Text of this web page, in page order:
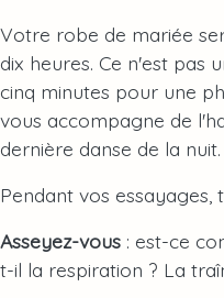
Votre robe de mariée
dix heures. Ce n'est pas
cinq minutes pour une
vous accompagne de
dernière danse de la nuit.
Pendant vos essayages,
Asseyez-vous : est-ce
t-il la respiration ? La